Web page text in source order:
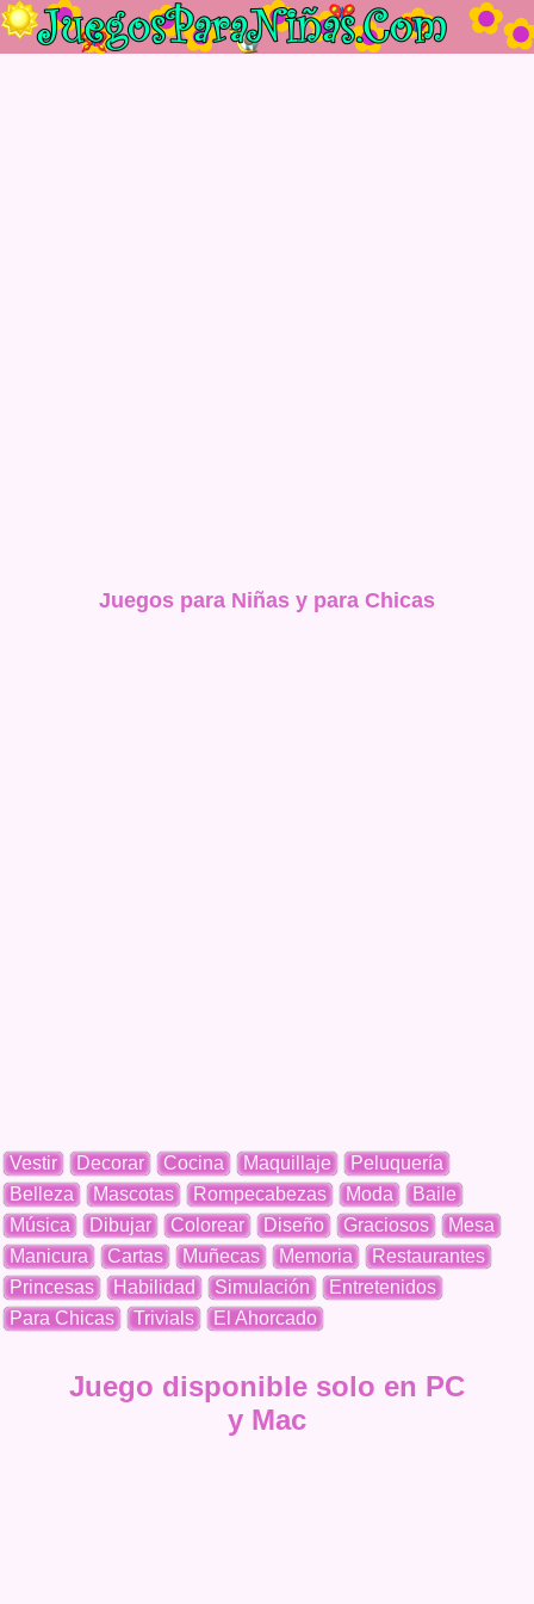
Juegos para Niñas y para Chicas
Vestir Decorar Cocina Maquillaje
Peluquería
Belleza
Mascotas Rompecabezas Moda
Baile
Música
Dibujar Colorear Diseño Graciosos
Mesa
Manicura
Cartas Muñecas Memoria
Restaurantes
Princesas
Habilidad Simulación
Entretenidos
Para Chicas
Trivials El Ahorcado
Juego disponible solo en PC
y Mac